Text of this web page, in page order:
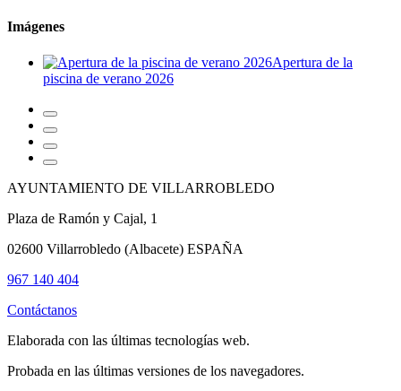
Imágenes
Apertura de la
piscina de verano 2026
AYUNTAMIENTO DE VILLARROBLEDO
Plaza de Ramón y Cajal, 1
02600 Villarrobledo (Albacete) ESPAÑA
967 140 404
Contáctanos
Elaborada con las últimas tecnologías web.
Probada en las últimas versiones de los navegadores.